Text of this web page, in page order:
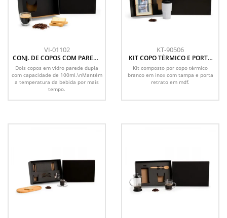
VI-01102
CONJ. DE COPOS COM PAREDE
DUPLA - 2 PÇS
Dois copos em vidro parede dupla
com capacidade de 100ml.\nMantém
a temperatura da bebida por mais
tempo.
KT-90506
KIT COPO TÉRMICO E PORTA
RETRATO - 2 PÇS
Kit composto por copo térmico
branco em inox com tampa e porta
retrato em mdf.